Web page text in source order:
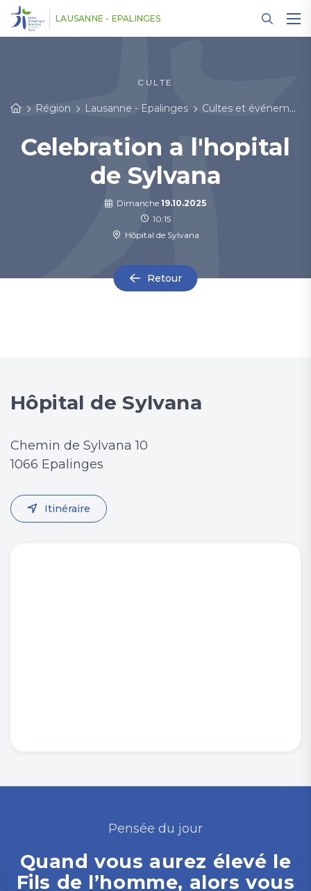
LAUSANNE - EPALINGES
CULTE
Région Lausanne - Epalinges Cultes et événements
Celebration a l'hopital
de Sylvana
Dimanche 19.10.2025
10:15
Hôpital de Sylvana
Retour
Hôpital de Sylvana
Chemin de Sylvana 10
1066 Epalinges
Itinéraire
Pensée du jour
Quand vous aurez élevé le
Fils de l’homme, alors vous
Panneau de gestion des cookies